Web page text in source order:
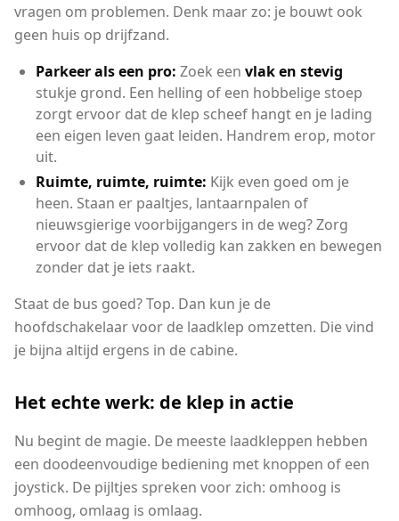
vragen om problemen. Denk maar zo: je bouwt ook
geen huis op drijfzand.
Parkeer als een pro: Zoek een vlak en stevig
stukje grond. Een helling of een hobbelige stoep
zorgt ervoor dat de klep scheef hangt en je lading
een eigen leven gaat leiden. Handrem erop, motor
uit.
Ruimte, ruimte, ruimte: Kijk even goed om je
heen. Staan er paaltjes, lantaarnpalen of
nieuwsgierige voorbijgangers in de weg? Zorg
ervoor dat de klep volledig kan zakken en bewegen
zonder dat je iets raakt.
Staat de bus goed? Top. Dan kun je de
hoofdschakelaar voor de laadklep omzetten. Die vind
je bijna altijd ergens in de cabine.
Het echte werk: de klep in actie
Nu begint de magie. De meeste laadkleppen hebben
een doodeenvoudige bediening met knoppen of een
joystick. De pijltjes spreken voor zich: omhoog is
omhoog, omlaag is omlaag.